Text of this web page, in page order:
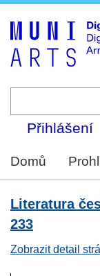
Přihlášení
Domů
Literatura
233
Zobrazit detail